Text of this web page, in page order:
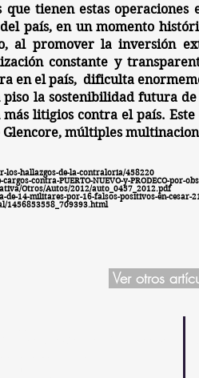
que tienen estas
país, en un momento
al promover la inversión
constante y
en el país, dificulta
piso la sostenibilidad futura
litigios contra el país.
múltiples
hallazgos-de-la-contraloria/458220
contra-PUERTO-NUEVO-y-PRODECO-por-
Otros/Autos/2012/auto_0457_2012.pdf
14-militares-por-16-falsos-positivos-en-cesar-
1456853558_709393.html
Ver otros